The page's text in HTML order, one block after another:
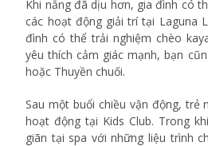
Khi nắng đã dịu hơn, gia đình có
các hoạt động giải trí tại Laguna
đình có thể trải nghiệm chèo
yêu thích cảm giác mạnh, bạn
hoặc Thuyền chuối.
Sau một buổi chiều vận động, trẻ
hoạt động tại Kids Club. Trong
giãn tại spa với những liệu trình